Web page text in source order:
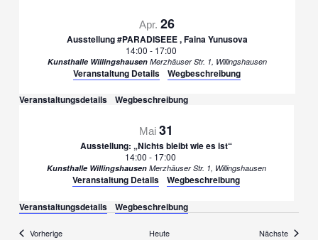
Apr.26
Ausstellung #PARADISEEE , Faina Yunusova
14:00 - 17:00
Kunsthalle Willingshausen Merzhäuser Str. 1, Willingshausen
Veranstaltung Details Wegbeschreibung
Veranstaltungsdetails Wegbeschreibung
Mai31
Ausstellung: „Nichts bleibt wie es ist“
14:00 - 17:00
Kunsthalle Willingshausen Merzhäuser Str. 1, Willingshausen
Veranstaltung Details Wegbeschreibung
Veranstaltungsdetails Wegbeschreibung
VorherigeVeranstaltungen Heute Nächste